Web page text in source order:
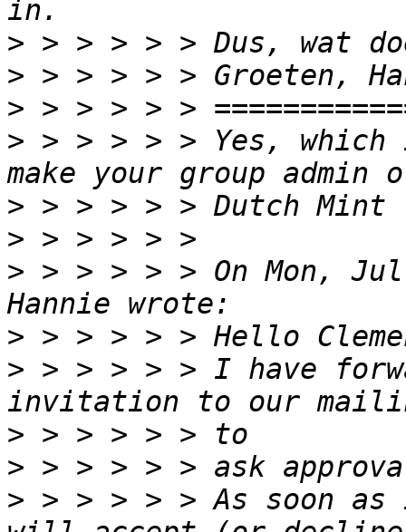
>
>
>
> > > > > > Yes,
>
>
> > > > > > On Mon,
>
> > > > > > I have
>
>
> > > > > > As soon